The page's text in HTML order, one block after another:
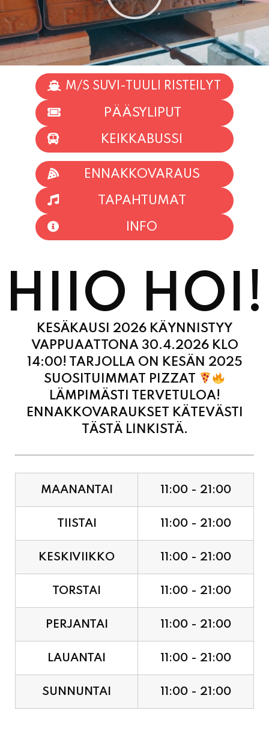
M/S SUVI-TUULI RISTEILYT
PÄÄSYLIPUT
KEIKKABUSSI
ENNAKKOVARAUS
TAPAHTUMAT
INFO
HIIO HOI!
KESÄKAUSI 2026 KÄYNNISTYY
VAPPUAATTONA 30.4.2026 KLO
14:00! TARJOLLA ON KESÄN 2025
SUOSITUIMMAT PIZZAT
LÄMPIMÄSTI TERVETULOA!
ENNAKKOVARAUKSET KÄTEVÄSTI
TÄSTÄ LINKISTÄ.
MAANANTAI 11:00 - 21:00
TIISTAI 11:00 - 21:00
KESKIVIIKKO 11:00 - 21:00
TORSTAI 11:00 - 21:00
PERJANTAI 11:00 - 21:00
LAUANTAI 11:00 - 21:00
SUNNUNTAI 11:00 - 21:00